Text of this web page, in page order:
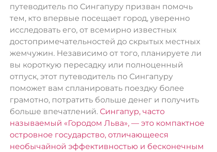
путеводитель по Сингапуру призван помочь
тем, кто впервые посещает город, уверенно
исследовать его, от всемирно известных
достопримечательностей до скрытых местных
жемчужин. Независимо от того, планируете ли
вы короткую пересадку или полноценный
отпуск, этот путеводитель по Сингапуру
поможет вам спланировать поездку более
грамотно, потратить больше денег и получить
больше впечатлений. Сингапур, часто
называемый «Городом Льва», — это компактное
островное государство, отличающееся
необычайной эффективностью и бесконечным